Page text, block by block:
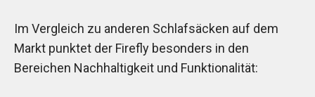
Im Vergleich zu anderen Schlafsäcken auf dem
Markt punktet der Firefly besonders in den
Bereichen Nachhaltigkeit und Funktionalität: